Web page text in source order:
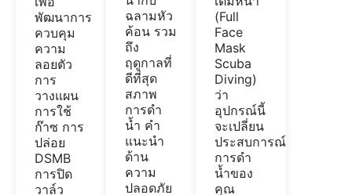
พัฒนาการ
ควบคุม
ความ
ลอยตัว
การ
วางแผน
การใช้
ก๊าซ การ
ปล่อย
DSMB
การปิด
วาล์ว
ฉลามหัว
ค้อน รวม
ถึง
ฤดูกาลที่
ดีที่สุด
สภาพ
การดำ
น้ำ คำ
แนะนำ
ด้าน
ความ
ปลอดภัย
(Full
Face
Mask
Scuba
Diving)
ว่า
อุปกรณ์นี้
จะเปลี่ยน
ประสบการณ์
การดำ
น้ำของ
คุณ